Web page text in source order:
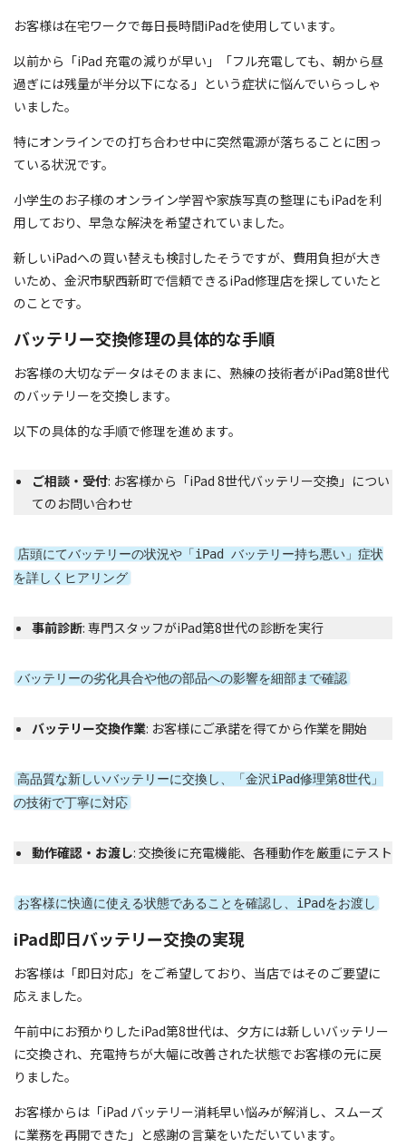
お客様は在宅ワークで毎日長時間iPadを使用しています。
以前から「iPad 充電の減りが早い」「フル充電しても、朝から昼
過ぎには残量が半分以下になる」という症状に悩んでいらっしゃ
いました。
特にオンラインでの打ち合わせ中に突然電源が落ちることに困っ
ている状況です。
小学生のお子様のオンライン学習や家族写真の整理にもiPadを利
用しており、早急な解決を希望されていました。
新しいiPadへの買い替えも検討したそうですが、費用負担が大き
いため、金沢市駅西新町で信頼できるiPad修理店を探していたと
のことです。
バッテリー交換修理の具体的な手順
お客様の大切なデータはそのままに、熟練の技術者がiPad第8世代
のバッテリーを交換します。
以下の具体的な手順で修理を進めます。
ご相談・受付: お客様から「iPad 8世代バッテリー交換」につい
てのお問い合わせ
店頭にてバッテリーの状況や「iPad バッテリー持ち悪い」症状
を詳しくヒアリング
事前診断: 専門スタッフがiPad第8世代の診断を実行
バッテリーの劣化具合や他の部品への影響を細部まで確認
バッテリー交換作業: お客様にご承諾を得てから作業を開始
高品質な新しいバッテリーに交換し、「金沢iPad修理第8世代」
の技術で丁寧に対応
動作確認・お渡し: 交換後に充電機能、各種動作を厳重にテスト
お客様に快適に使える状態であることを確認し、iPadをお渡し
iPad即日バッテリー交換の実現
お客様は「即日対応」をご希望しており、当店ではそのご要望に
応えました。
午前中にお預かりしたiPad第8世代は、夕方には新しいバッテリー
に交換され、充電持ちが大幅に改善された状態でお客様の元に戻
りました。
お客様からは「iPad バッテリー消耗早い悩みが解消し、スムーズ
に業務を再開できた」と感謝の言葉をいただいています。